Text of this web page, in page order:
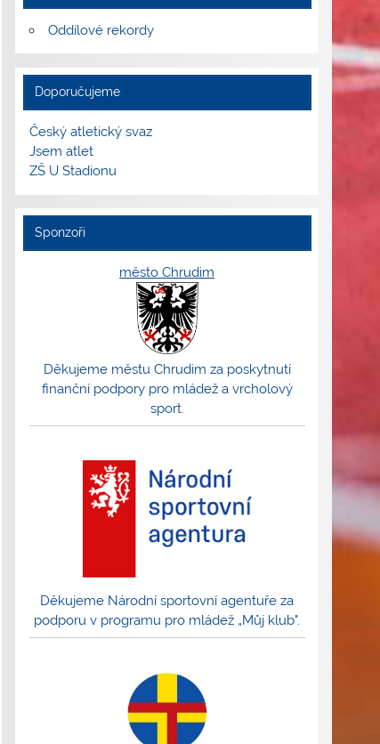
Oddílové rekordy
Doporučujeme
Český atletický svaz
Jsem atlet
ZŠ U Stadionu
Sponzoři
město Chrudim
Děkujeme městu Chrudim za poskytnutí
finanční podpory pro mládež a vrcholový
sport.
Děkujeme Národní sportovní agentuře za
podporu v programu pro mládež „Můj klub".